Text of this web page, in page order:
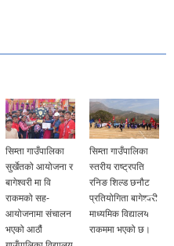
सिम्ता गाउँपालिका
सुर्खेतको आयोजना र
बागेश्वरी मा वि
राकमको सह-
आयोजनामा संचालन
भएको आठौं
सिम्ता गाउँपालिका
स्तरीय राष्ट्रपति
रनिङ शिल्ड छनौट
प्रतियोगिता बागेश्वरी
माध्यमिक विद्यालय
राकममा भएको छ।